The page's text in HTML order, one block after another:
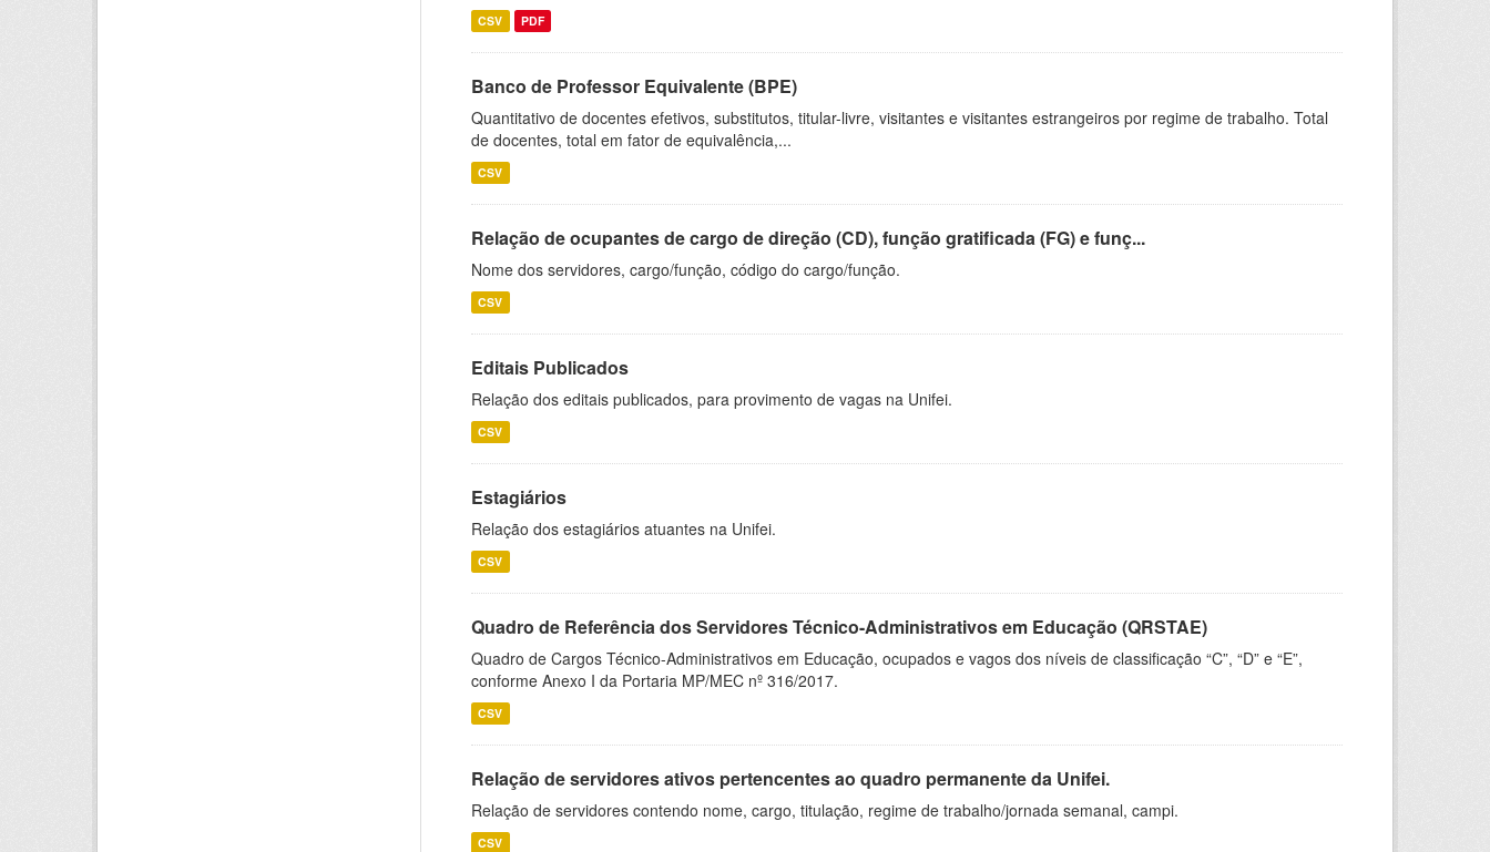
CSV PDF
Banco de Professor Equivalente (BPE)
Quantitativo de docentes efetivos, substitutos, titular-livre, visitantes e visitantes estrangeiros por regime de trabalho. Total
de docentes, total em fator de equivalência,...
CSV
Relação de ocupantes de cargo de direção (CD), função gratificada (FG) e funç...
Nome dos servidores, cargo/função, código do cargo/função.
CSV
Editais Publicados
Relação dos editais publicados, para provimento de vagas na Unifei.
CSV
Estagiários
Relação dos estagiários atuantes na Unifei.
CSV
Quadro de Referência dos Servidores Técnico-Administrativos em Educação (QRSTAE)
Quadro de Cargos Técnico-Administrativos em Educação, ocupados e vagos dos níveis de classificação “C”, “D” e “E”,
conforme Anexo I da Portaria MP/MEC nº 316/2017.
CSV
Relação de servidores ativos pertencentes ao quadro permanente da Unifei.
Relação de servidores contendo nome, cargo, titulação, regime de trabalho/jornada semanal, campi.
CSV